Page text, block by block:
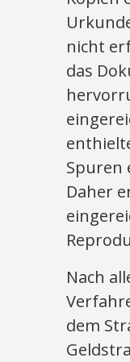
nicht
das
Spuren
Daher
Nach
dem